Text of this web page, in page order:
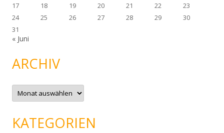
17
18 19 20 21 22
23
24
25 26 27 28 29
30
31
« Juni
ARCHIV
A
c
v
KATEGORIEN